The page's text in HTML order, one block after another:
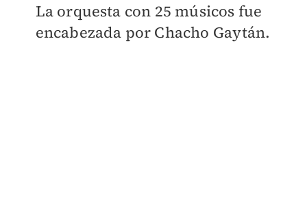
La orquesta con 25 músicos fue
encabezada por Chacho Gaytán.